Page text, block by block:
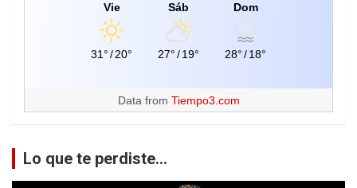
Vie
31°/20°
Sáb
27°/19°
Dom
28°/18°
Data from Tiempo3.com
Lo que te perdiste...